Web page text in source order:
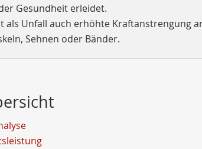
Gesundheit erleidet.
als Unfall auch erhöhte Kraftanstrengung
Sehnen oder Bänder.